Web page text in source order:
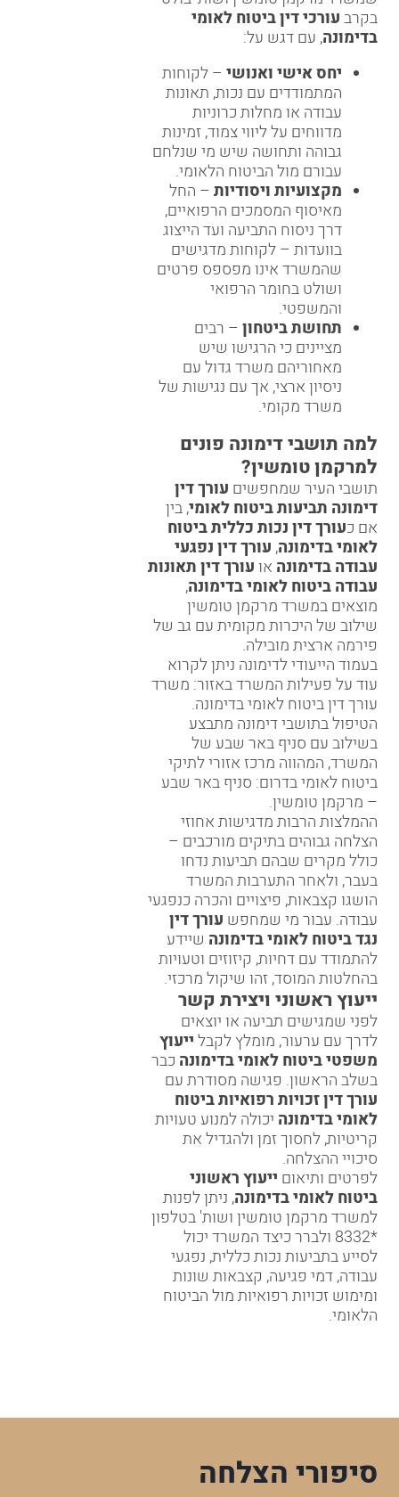
בקרבעורכי דין ביטוח לאומי
בדימונה, עם דגש על:
יחס אישי ואנושי– לקוחות
המתמודדים עם נכות, תאונות
עבודה או מחלות כרוניות
מדווחים על ליווי צמוד, זמינות
גבוהה ותחושה שיש מי שנלחם
עבורם מול הביטוח הלאומי.
מקצועיות ויסודיות– החל
מאיסוף המסמכים הרפואיים,
דרך ניסוח התביעה ועד הייצוג
בוועדות – לקוחות מדגישים
שהמשרד אינו מפספס פרטים
ושולט בחומר הרפואי
והמשפטי.
תחושת ביטחון– רבים
מציינים כי הרגישו שיש
מאחוריהם משרד גדול עם
ניסיון ארצי, אך עם נגישות של
משרד מקומי.
למה תושבי דימונה פונים
למרקמן טומשין?
תושבי העיר שמחפשים עורך דין
דימונה תביעות ביטוח לאומי, בין
אם כעורך דין נכות כללית ביטוח
לאומי בדימונה,עורך דין נפגעי
עבודה בדימונה או עורך דין תאונות
עבודה ביטוח לאומי בדימונה,
מוצאים במשרד מרקמן טומשין
שילוב של היכרות מקומית עם גב של
פירמה ארצית מובילה.
בעמוד הייעודי לדימונה ניתן לקרוא
עוד על פעילות המשרד באזור: משרד
עורך דין ביטוח לאומי בדימונה.
הטיפול בתושבי דימונה מתבצע
בשילוב עם סניף באר שבע של
המשרד, המהווה מרכז אזורי לתיקי
ביטוח לאומי בדרום: סניף באר שבע
– מרקמן טומשין.
ההמלצות הרבות מדגישות אחוזי
הצלחה גבוהים בתיקים מורכבים –
כולל מקרים שבהם תביעות נדחו
בעבר, ולאחר התערבות המשרד
הושגו קצבאות, פיצויים והכרה כנפגעי
עבודה. עבור מי שמחפש עורך דין
נגד ביטוח לאומי בדימונה שיידע
להתמודד עם דחיות, קיזוזים וטעויות
בהחלטות המוסד, זהו שיקול מרכזי.
ייעוץ ראשוני ויצירת קשר
לפני שמגישים תביעה או יוצאים
לדרך עם ערעור, מומלץ לקבלייעוץ
משפטי ביטוח לאומי בדימונה כבר
בשלב הראשון. פגישה מסודרת עם
עורך דין זכויות רפואיות ביטוח
לאומי בדימונה יכולה למנוע טעויות
קריטיות, לחסוך זמן ולהגדיל את
סיכויי ההצלחה.
לפרטים ותיאום ייעוץ ראשוני
ביטוח לאומי בדימונה, ניתן לפנות
למשרד מרקמן טומשין ושות' בטלפון
*8332
ולברר כיצד המשרד יכול
לסייע בתביעות נכות כללית, נפגעי
עבודה, דמי פגיעה, קצבאות שונות
ומימוש זכויות רפואיות מול הביטוח
הלאומי.
סיפורי הצלחה